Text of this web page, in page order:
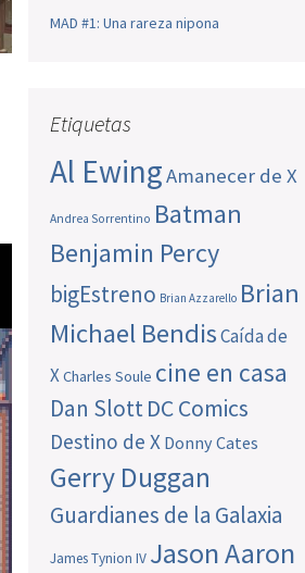
MAD #1: Una rareza nipona
Etiquetas
Al EwingAmanecer de X
Andrea Sorrentino Batman
Benjamin Percy
bigEstreno Brian Azzarello Brian
Michael BendisCaída de
XCharles Soule cine en casa
Dan SlottDC Comics
Destino de X Donny Cates
Gerry Duggan
Guardianes de la Galaxia
James Tynion IV Jason Aaron